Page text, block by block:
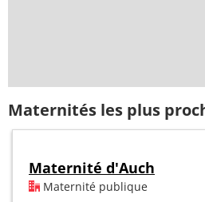
Maternités les plus
Maternité d'Auch
Maternité publique